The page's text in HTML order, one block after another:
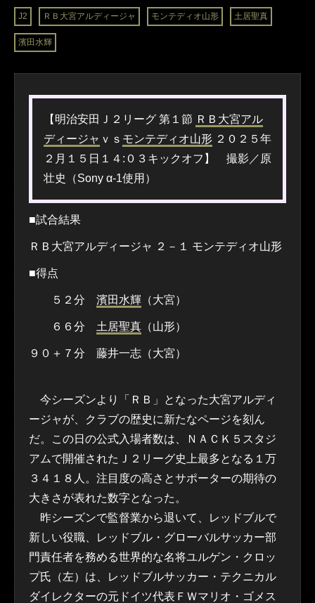
J2 ＲＢ大宮アルディージャ モンテディオ山形 土居聖真
濱田水輝
【明治安田Ｊ２リーグ 第１節 ＲＢ大宮アル
ディージャ ｖｓ モンテディオ山形 ２０２５年
２月１５日１４:０３キックオフ】 撮影／原
壮史（Sony α-1使用）
■試合結果
ＲＢ大宮アルディージャ ２－１ モンテディオ山形
■得点
５２分 濱田水輝 （大宮）
６６分 土居聖真 （山形）
９０＋７分 藤井一志（大宮）
今シーズンより「ＲＢ」となった大宮アルディ
ージャが、クラブの歴史に新たなページを刻ん
だ。この日の公式入場者数は、ＮＡＣＫ５スタジ
アムで開催されたＪ２リーグ史上最多となる１万
３４１８人。注目度の高さとサポーターの期待の
大きさが表れた数字となった。
昨シーズンで監督業から退いて、レッドブルで
新しい役職、レッドブル・グローバルサッカー部
門責任者を務める世界的な名将ユルゲン・クロッ
プ氏（左）は、レッドブルサッカー・テクニカル
ダイレクターの元ドイツ代表ＦＷマリオ・ゴメス